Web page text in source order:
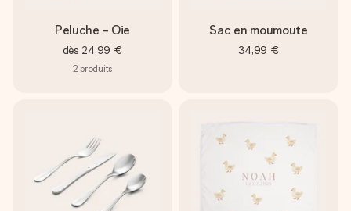
Peluche - Oie
dès 24,99 €
2 produits
Sac en moumoute
34,99 €